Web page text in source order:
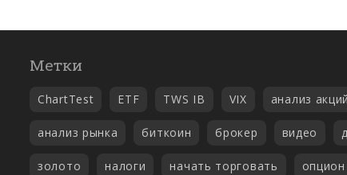
Метки
ChartTest ETF TWS IB VIX анализ акций
анализ рынка биткоин брокер видео
золото налоги начать торговать опцион